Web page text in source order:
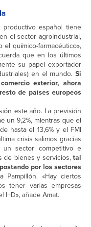
español tiene
el sector agroindustrial,
químico-farmacéutico»,
que en los últimos
su papel exportador
en el mundo. Si
exterior, ahora
de países europeos
este año. La previsión
un 9,2%, mientras que el
hasta el 13,6% y el FMI
crisis salimos gracias
sector competitivo e
de bienes y servicios,tal
por los sectores
Pampillón. «Hay ciertos
tener varias empresas
añade Amat.